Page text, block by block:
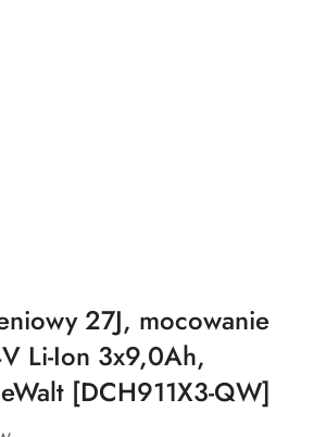
27J, mocowanie
Li-Ion 3x9,0Ah,
[DCH911X3-QW]